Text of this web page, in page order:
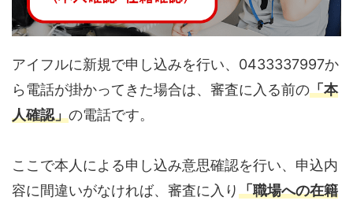
アイフルに新規で申し込みを行い、0433337997か
ら電話が掛かってきた場合は、審査に入る前の「本
人確認」の電話です。
ここで本人による申し込み意思確認を行い、申込内
容に間違いがなければ、審査に入り「職場への在籍